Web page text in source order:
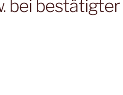
bei bestätigter